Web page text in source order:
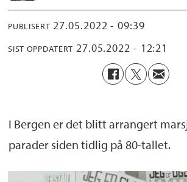
PUBLISERT 27.05.2022 - 09:39
SIST OPPDATERT 27.05.2022 - 12:21
I Bergen er det blitt arrangert
parader siden tidlig på 80-tallet.